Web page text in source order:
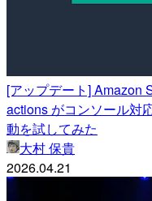
[アップデート] Amazon
actions がコンソール対
動を試してみた
大村 保貴
2026.04.21